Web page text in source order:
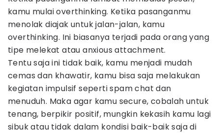
kamu mulai overthinking. Ketika pasanganmu
menolak diajak untuk jalan-jalan, kamu
overthinking. Ini biasanya terjadi pada orang yang
tipe melekat atau anxious attachment.
Tentu saja ini tidak baik, kamu menjadi mudah
cemas dan khawatir, kamu bisa saja melakukan
kegiatan impulsif seperti spam chat dan
menuduh. Maka agar kamu secure, cobalah untuk
tenang, berpikir positif, mungkin kekasih kamu lagi
sibuk atau tidak dalam kondisi baik-baik saja di